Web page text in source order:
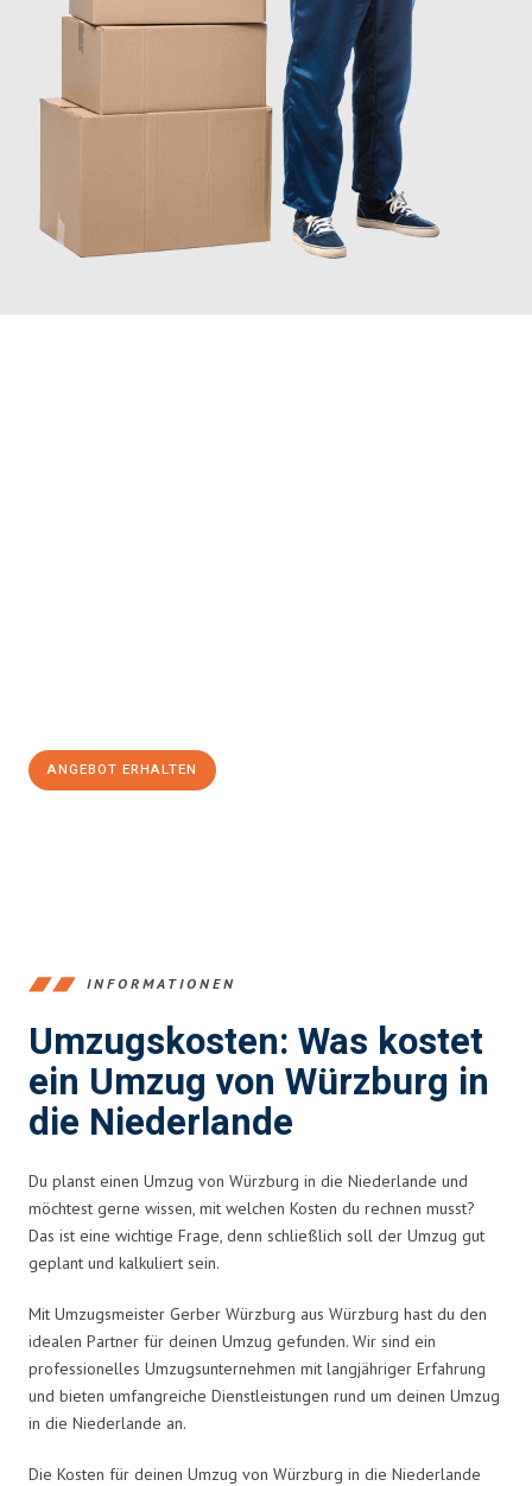
ANGEBOT ERHALTEN
INFORMATIONEN
Umzugskosten: Was kostet
ein Umzug von Würzburg in
die Niederlande
Du planst einen Umzug von Würzburg in die Niederlande und
möchtest gerne wissen, mit welchen Kosten du rechnen musst?
Das ist eine wichtige Frage, denn schließlich soll der Umzug gut
geplant und kalkuliert sein.
Mit Umzugsmeister Gerber Würzburg aus Würzburg hast du den
idealen Partner für deinen Umzug gefunden. Wir sind ein
professionelles Umzugsunternehmen mit langjähriger Erfahrung
und bieten umfangreiche Dienstleistungen rund um deinen Umzug
in die Niederlande an.
Die Kosten für deinen Umzug von Würzburg in die Niederlande